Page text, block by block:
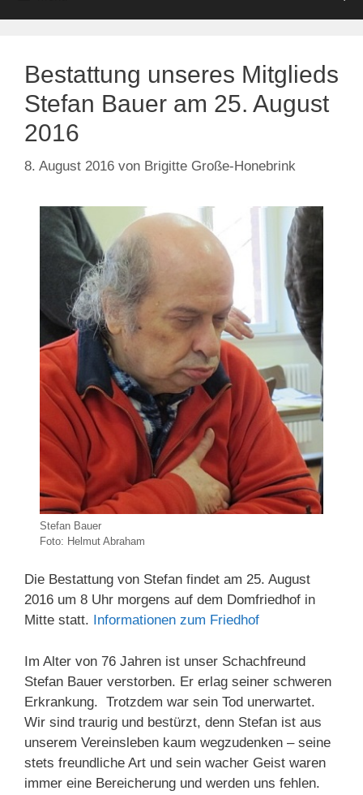
Bestattung unseres Mitglieds
Stefan Bauer am 25. August
2016
8. August 2016 von Brigitte Große-Honebrink
Stefan Bauer
Foto: Helmut Abraham
Die Bestattung von Stefan findet am 25. August
2016 um 8 Uhr morgens auf dem Domfriedhof in
Mitte statt. Informationen zum Friedhof
Im Alter von 76 Jahren ist unser Schachfreund
Stefan Bauer verstorben. Er erlag seiner schweren
Erkrankung. Trotzdem war sein Tod unerwartet.
Wir sind traurig und bestürzt, denn Stefan ist aus
unserem Vereinsleben kaum wegzudenken – seine
stets freundliche Art und sein wacher Geist waren
immer eine Bereicherung und werden uns fehlen.